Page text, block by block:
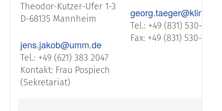
Theodor-Kutzer-Ufer 1-3
D-68135 Mannheim
jens.jakob@umm.de
Tel.: +49 (621) 383 2047
Kontakt: Frau Pospiech
(Sekretariat)
Tel.: +49 (831) 530-3304
Fax: +49 (831) 530-3454